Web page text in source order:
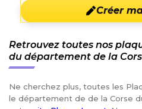
Créer
Retrouvez toutes nos
du département de la
Ne cherchez plus, toutes les
le département de de la Corse